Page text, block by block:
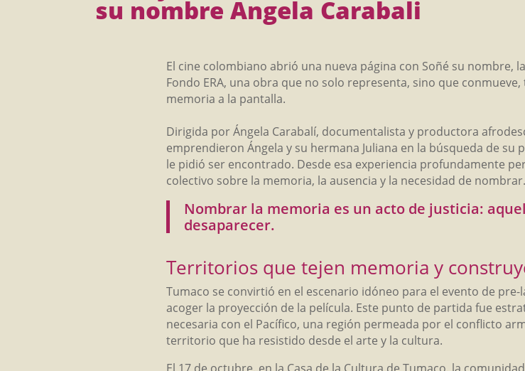
su nombre Angela Carabali
El cine colombiano abrió una nueva página con Soñé su nombre,
Fondo ERA, una obra que no solo representa, sino que
memoria a la pantalla.
Dirigida por Ángela Carabalí, documentalista y productora
emprendieron Ángela y su hermana Juliana en la búsqueda de su
le pidió ser encontrado. Desde esa experiencia profundamente
colectivo sobre la memoria, la ausencia y la necesidad de nombrar.
Nombrar la memoria es un acto de justicia:
desaparecer.
Territorios que tejen memoria y
Tumaco se convirtió en el escenario idóneo para el evento de
acoger la proyección de la película. Este punto de partida fue
necesaria con el Pacífico, una región permeada por el conflicto
territorio que ha resistido desde el arte y la cultura.